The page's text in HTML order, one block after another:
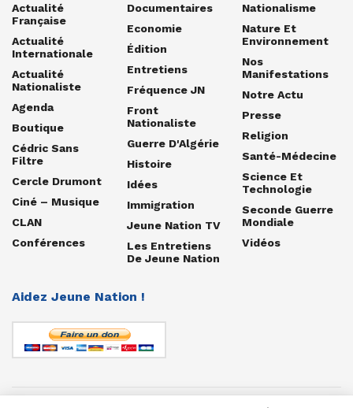
Actualité
Française
Actualité
Internationale
Actualité
Nationaliste
Agenda
Boutique
Cédric Sans
Filtre
Cercle Drumont
Ciné – Musique
CLAN
Conférences
Documentaires
Economie
Édition
Entretiens
Fréquence JN
Front
Nationaliste
Guerre D'Algérie
Histoire
Idées
Immigration
Jeune Nation TV
Les Entretiens
De Jeune Nation
Nationalisme
Nature Et
Environnement
Nos
Manifestations
Notre Actu
Presse
Religion
Santé-Médecine
Science Et
Technologie
Seconde Guerre
Mondiale
Vidéos
Aidez Jeune Nation !